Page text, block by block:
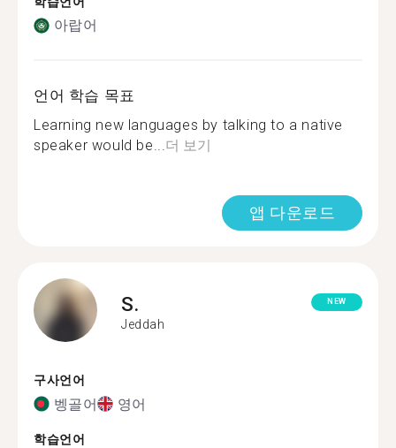
아랍어
언어 학습 목표
Learning new languages by talking to a native
speaker would be...더 보기
앱 다운로드
S.
Jeddah
NEW
구사언어
벵골어 영어
학습언어